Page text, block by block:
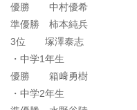
優勝 中村優希
準優勝 柿本純兵
3位 塚澤泰志
・中学1年生
優勝 箱﨑勇樹
・中学2年生